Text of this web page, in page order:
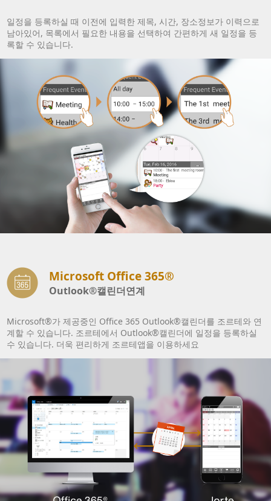
일정을 등록하실 때 이전에 입력한 제목, 시간, 장소정보가 이력으로
남아있어, 목록에서 필요한 내용을 선택하여 간편하게 새 일정을 등
록할 수 있습니다.
Microsoft Office 365®
Outlook®캘린더연계
Microsoft®가 제공중인 Office 365 Outlook®캘린더를 조르테와 연
계할 수 있습니다. 조르테에서 Outlook®캘린더에 일정을 등록하실
수 있습니다. 더욱 편리하게 조르테앱을 이용하세요